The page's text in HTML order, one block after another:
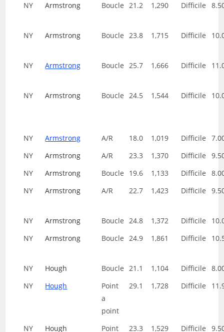
NY
Armstrong Boucle 21.2 1,290 Difficile
NY Armstrong Boucle 23.8 1,715 Difficile
NY Armstrong Boucle 25.7 1,666 Difficile
NY Armstrong Boucle 24.5 1,544 Difficile
NY Armstrong A/R 18.0 1,019 Difficile
NY
Armstrong A/R 23.3 1,370 Difficile
NY
Armstrong Boucle 19.6 1,133 Difficile
NY
Armstrong A/R 22.7 1,423 Difficile
NY Armstrong Boucle 24.8 1,372 Difficile
NY
Armstrong Boucle 24.9 1,861 Difficile
NY Hough Boucle 21.1 1,104 Difficile
NY
Hough
Point
a
point
29.1 1,728 Difficile
NY Hough Point 23.3 1,529 Difficile